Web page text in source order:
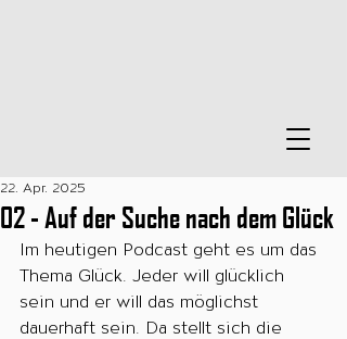
02 - Auf der Suche nach dem Glück
22. Apr. 2025
Im heutigen Podcast geht es um das
Thema Glück. Jeder will glücklich
sein und er will das möglichst
dauerhaft sein. Da stellt sich die